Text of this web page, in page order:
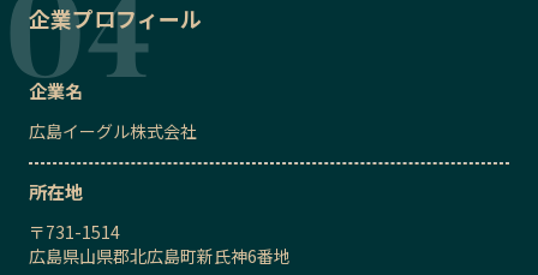
企業プロフィール
企業名
広島イーグル株式会社
所在地
〒731-1514
広島県山県郡北広島町新氏神6番地